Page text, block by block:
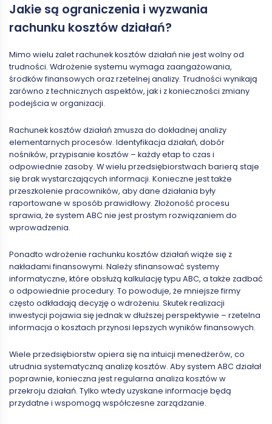
Jakie są ograniczenia i wyzwania
rachunku kosztów działań?
Mimo wielu zalet rachunek kosztów działań nie jest wolny od
trudności. Wdrożenie systemu wymaga zaangażowania,
środków finansowych oraz rzetelnej analizy. Trudności wynikają
zarówno z technicznych aspektów, jak i z konieczności zmiany
podejścia w organizacji.
Rachunek kosztów działań zmusza do dokładnej analizy
elementarnych procesów. Identyfikacja działań, dobór
nośników, przypisanie kosztów – każdy etap to czas i
odpowiednie zasoby. W wielu przedsiębiorstwach barierą staje
się brak wystarczających informacji. Konieczne jest także
przeszkolenie pracowników, aby dane działania były
raportowane w sposób prawidłowy. Złożoność procesu
sprawia, że system ABC nie jest prostym rozwiązaniem do
wprowadzenia.
Ponadto wdrożenie rachunku kosztów działań wiąże się z
nakładami finansowymi. Należy sfinansować systemy
informatyczne, które obsłużą kalkulację typu ABC, a także zadbać
o odpowiednie procedury. To powoduje, że mniejsze firmy
często odkładają decyzję o wdrożeniu. Skutek realizacji
inwestycji pojawia się jednak w dłuższej perspektywie – rzetelna
informacja o kosztach przynosi lepszych wyników finansowych.
Wiele przedsiębiorstw opiera się na intuicji menedżerów, co
utrudnia systematyczną analizę kosztów. Aby system ABC działał
poprawnie, konieczna jest regularna analiza kosztów w
przekroju działań. Tylko wtedy uzyskane informacje będą
przydatne i wspomogą współczesne zarządzanie.